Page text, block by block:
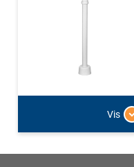
Vis